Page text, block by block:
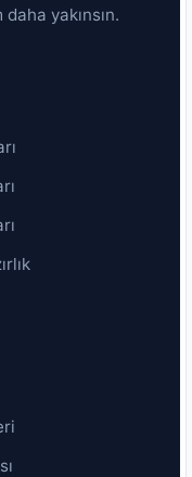
yakınsın.